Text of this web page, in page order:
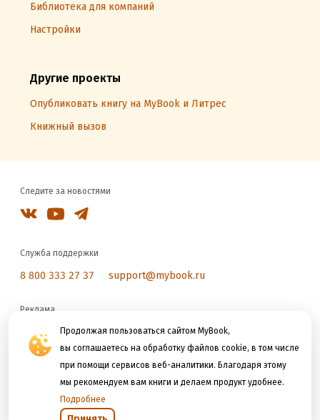
Продолжая пользоваться сайтом MyBook,
вы соглашаетесь на обработку файлов cookie, в том числе
при помощи сервисов веб-аналитики. Благодаря этому
мы рекомендуем вам книги и делаем продукт удобнее.
Подробнее
Библиотека для компаний
Настройки
Другие проекты
Опубликовать книгу на MyBook и Литрес
Книжный вызов
Следите за новостями
Служба поддержки
8 800 333 27 37 support@mybook.ru
Реклама
reklama@litres.ru
Мы принимаем к оплате